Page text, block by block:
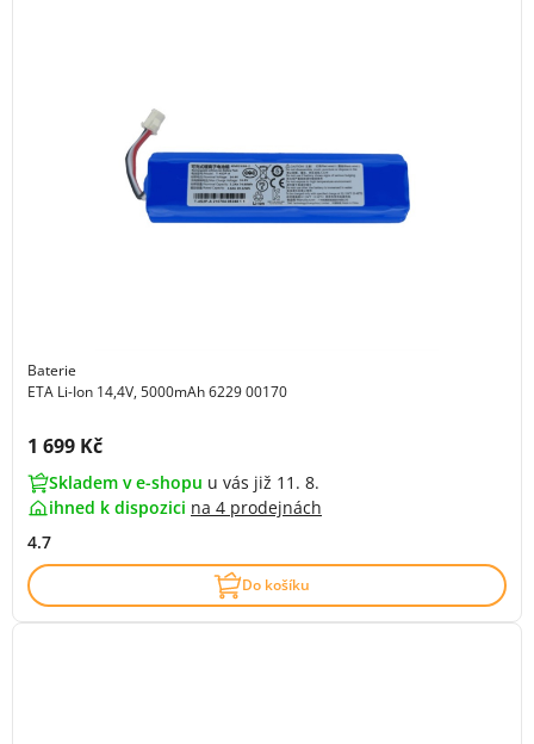
Baterie
ETA Li-Ion 14,4V, 5000mAh 6229 00170
Cena s DPH:
1 699 Kč
Skladem v e-shopu u vás již 11. 8.
ihned k dispozici na 4 prodejnách
4.7
Do košíku